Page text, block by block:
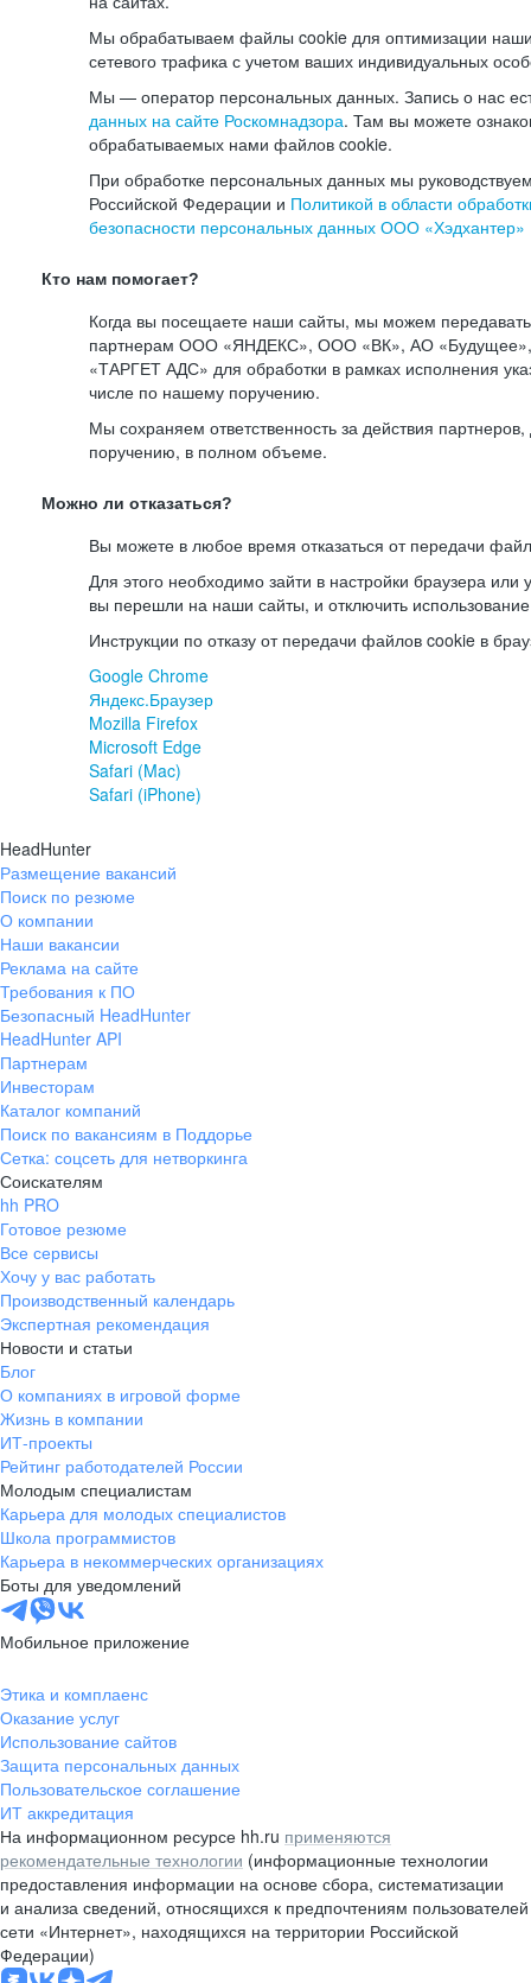
Мы обрабатываем файлы cookie для оптимизации
сетевого трафика с учетом ваших индивидуальных
Мы — оператор персональных данных. Запись о нас
данных на сайте Роскомнадзора. Там вы можете
обрабатываемых нами файлов cookie.
При обработке персональных данных мы
Российской Федерации и Политикой в области
безопасности персональных данных ООО «Хэдхантер»
Кто нам помогает?
Когда вы посещаете наши сайты, мы можем
партнерам ООО «ЯНДЕКС», ООО «ВК», АО
«ТАРГЕТ АДС» для обработки в рамках исполнения
числе по нашему поручению.
Мы сохраняем ответственность за действия
поручению, в полном объеме.
Можно ли отказаться?
Вы можете в любое время отказаться от передачи
Для этого необходимо зайти в настройки браузера или
вы перешли на наши сайты, и отключить
Инструкции по отказу от передачи файлов cookie в
Google Chrome
Яндекс.Браузер
Mozilla Firefox
Microsoft Edge
Safari (Mac)
Safari (iPhone)
HeadHunter
Размещение вакансий
Поиск по резюме
О компании
Наши вакансии
Реклама на сайте
Требования к ПО
Безопасный HeadHunter
HeadHunter API
Партнерам
Инвесторам
Каталог компаний
Поиск по вакансиям в Поддорье
Сетка: соцсеть для нетворкинга
Соискателям
hh PRO
Готовое резюме
Все сервисы
Хочу у вас работать
Производственный календарь
Экспертная рекомендация
Новости и статьи
Блог
О компаниях в игровой форме
Жизнь в компании
ИТ-проекты
Рейтинг работодателей России
Молодым специалистам
Карьера для молодых специалистов
Школа программистов
Карьера в некоммерческих организациях
Боты для уведомлений
Мобильное приложение
Этика и комплаенс
Оказание услуг
Использование сайтов
Защита персональных данных
Пользовательское соглашение
ИТ аккредитация
На информационном ресурсе hh.ru применяются
рекомендательные технологии (информационные технологии
предоставления информации на основе сбора, систематизации
и анализа сведений, относящихся к предпочтениям пользователей
сети «Интернет», находящихся на территории Российской
Федерации)